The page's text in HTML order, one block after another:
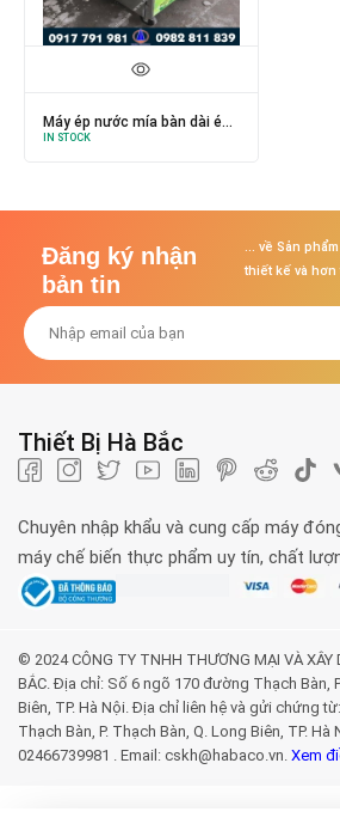
Máy ép nước mía bàn dài ép
hai cây
IN STOCK
Đăng ký nhận
bản tin
... về Sản
thiết kế và hơn
Thiết Bị Hà Bắc
Chuyên nhập khẩu và cung cấp máy
máy chế biến thực phẩm uy tín, chất
© 2024 CÔNG TY TNHH THƯƠNG MẠI VÀ XÂY
BẮC. Địa chỉ: Số 6 ngõ 170 đường Thạch Bàn,
Biên, TP. Hà Nội. Địa chỉ liên hệ và gửi chứng
Thạch Bàn, P. Thạch Bàn, Q. Long Biên, TP.
02466739981 . Email: cskh@habaco.vn. Xem